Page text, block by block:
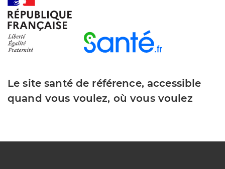
Dr Urrea Caroline
Ophtalmologue
Professionel de santé
0477121414
Le site santé de référence, accessible
quand vous voulez, où vous voulez